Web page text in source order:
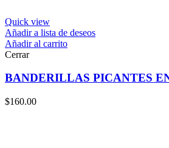
Quick view
Añadir a lista de deseos
Añadir al carrito
Cerrar
BANDERILLAS PICANTES
$160.00